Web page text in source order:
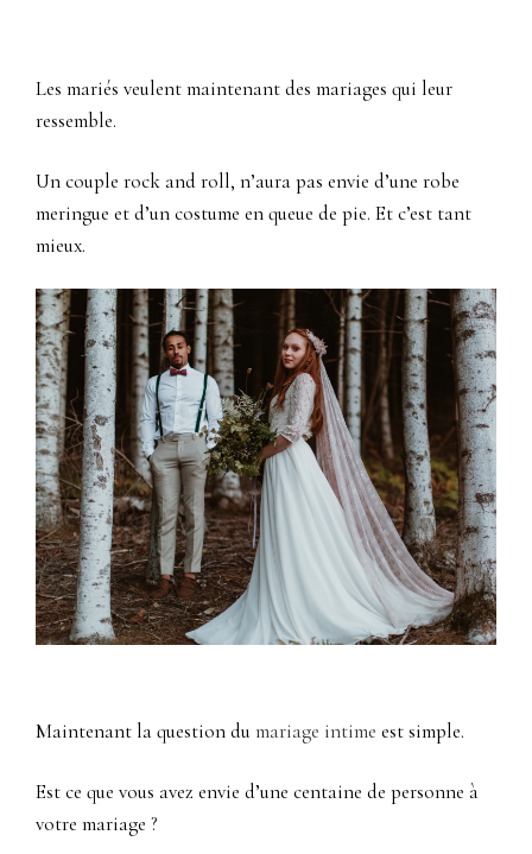
Les mariés veulent maintenant des mariages qui leur
ressemble.
Un couple rock and roll, n’aura pas envie d’une robe
meringue et d’un costume en queue de pie. Et c’est tant
mieux.
Maintenant la question du mariage intime est simple.
Est ce que vous avez envie d’une centaine de personne à
votre mariage ?